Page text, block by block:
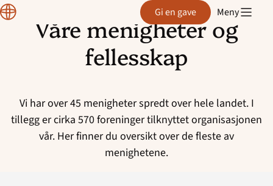
Hopp
Normisjon Gi en gave Meny
Våre menigheter og
fellesskap
Vi har over 45 menigheter spredt over hele landet. I
tillegg er cirka 570 foreninger tilknyttet organisasjonen
vår. Her finner du oversikt over de fleste av
menighetene.